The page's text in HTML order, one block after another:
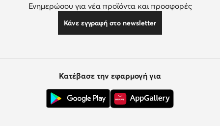
Ενημερώσου για νέα προϊόντα και προσφορές
Κάνε εγγραφή στο newsletter
Κατέβασε την εφαρμογή για